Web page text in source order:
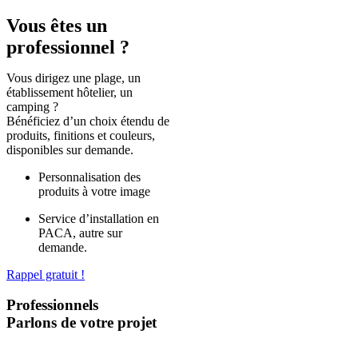
Vous êtes un
professionnel ?
Vous dirigez une plage, un
établissement hôtelier, un
camping ?
Bénéficiez d’un choix étendu de
produits, finitions et couleurs,
disponibles sur demande.
Personnalisation des
produits à votre image
Service d’installation en
PACA, autre sur
demande.
Rappel gratuit !
Professionnels
Parlons de votre projet